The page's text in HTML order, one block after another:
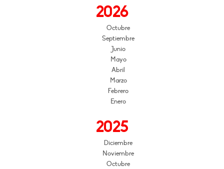
2026
Octubre
Septiembre
Junio
Mayo
Abril
Marzo
Febrero
Enero
2025
Diciembre
Noviembre
Octubre